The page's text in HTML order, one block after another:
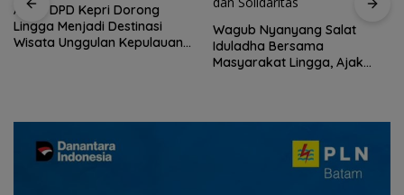
ASPPI DPD Kepri Dorong
Lingga Menjadi Destinasi
Wisata Unggulan Kepulauan
Wagub Nyanyang Salat
Iduladha Bersama
Masyarakat Lingga, Ajak